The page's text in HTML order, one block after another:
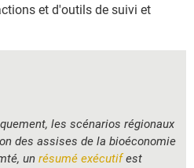
et d'outils de suivi et
les scénarios régionaux
des assises de la bioéconomie
un résumé exécutifest